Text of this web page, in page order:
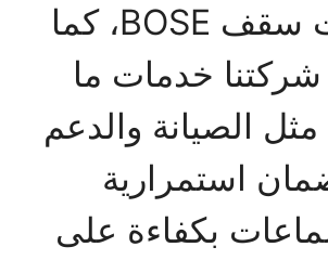
وسماعات سقف BOSE، كما
خدمات ما
مثل الصيانة والدعم
استمرارية
بكفاءة على